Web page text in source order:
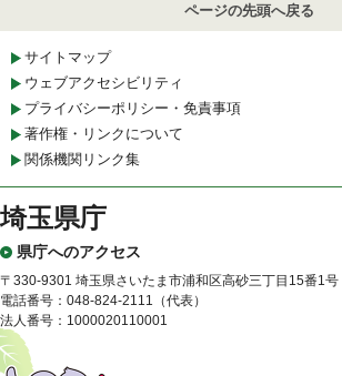
ページの先頭へ戻る
サイトマップ
ウェブアクセシビリティ
プライバシーポリシー・免責事項
著作権・リンクについて
関係機関リンク集
埼玉県庁
県庁へのアクセス
〒330-9301 埼玉県さいたま市浦和区高砂三丁目15番1号
電話番号：048-824-2111（代表）
法人番号：1000020110001